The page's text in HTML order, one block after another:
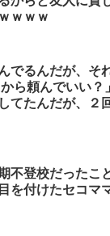
ｗｗｗ
でるんだが、そ
ら頼んでいい？
てたんだが、２
不登校だったこ
を付けたセコマ